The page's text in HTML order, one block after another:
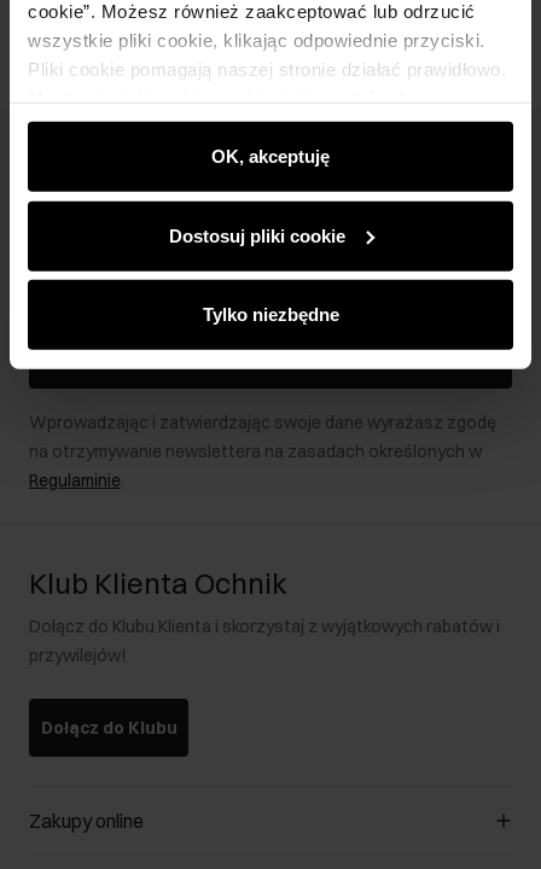
cookie”. Możesz również zaakceptować lub odrzucić
wszystkie pliki cookie, klikając odpowiednie przyciski.
Pliki cookie pomagają naszej stronie działać prawidłowo.
wyświetlać im dopasowane do ich preferencji treści,
rekomendacje oraz komunikaty reklamowe informujące o
najnowszych promocjach w e-sklepie. Informacje o tym,
partnerom społecznościowym, reklamowym i
analitycznym. Partnerzy mogą połączyć te informacje z
podczas korzystania z ich usług.
OK, akceptuję
Dostosuj pliki cookie
Tylko niezbędne
Bądź na bieżąco z nowościami i promocjami!
Wprowadzając i zatwierdzając swoje dane wyrażasz zgodę
na otrzymywanie newslettera na zasadach określonych w
Regulaminie.
Klub Klienta Ochnik
Dołącz do Klubu Klienta i skorzystaj z wyjątkowych rabatów i
przywilejów!
Dołącz do Klubu
Zakupy online